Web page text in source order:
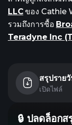
LLCของ Cathie
รวมถึงการซื้อ
Teradyne Inc
สรุปราย
เปิดไฟล์
🔒 ปลดล็อก